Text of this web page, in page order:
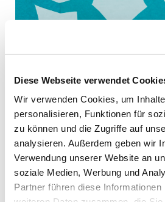
Diese Webseite verwendet
Wir verwenden Cookies, um
personalisieren, Funktionen für
zu können und die Zugriffe auf
analysieren. Außerdem geben wir
Verwendung unserer Website an
soziale Medien, Werbung und
Partner führen diese
Mehr erfahren
Wir sind für Sie da